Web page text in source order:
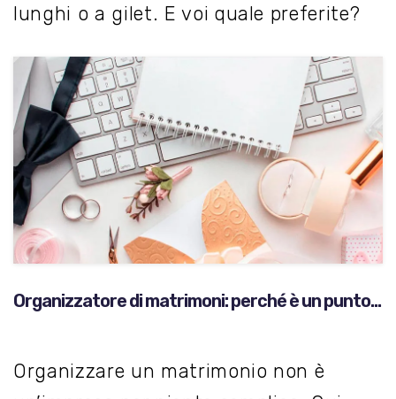
lunghi o a gilet. E voi quale preferite?
Organizzatore di matrimoni: perché è un punto
Organizzare un matrimonio non è